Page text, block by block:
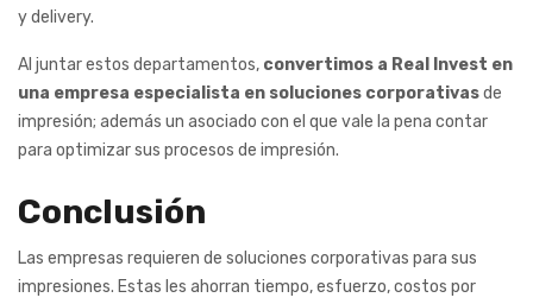
y delivery.
Al juntar estos departamentos, convertimos a Real Invest en
una empresa especialista en soluciones corporativasde
impresión; además un asociado con el que vale la pena contar
para optimizar sus procesos de impresión.
Conclusión
Las empresas requieren de soluciones corporativas para sus
impresiones. Estas les ahorran tiempo, esfuerzo, costos por